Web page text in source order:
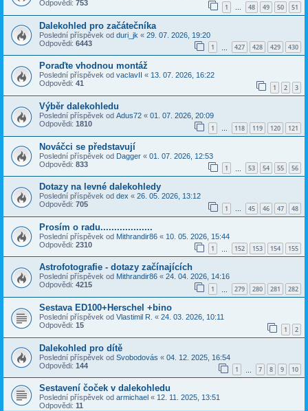
Odpovědi: 753 1 … 48 49 50 51
Dalekohled pro začátečníka
Poslední příspěvek od duri_jk « 29. 07. 2026, 19:20
Odpovědi: 6443 1 427 428 429 430
Poraďte vhodnou montáž
Poslední příspěvek od vaclavII « 13. 07. 2026, 16:22
Odpovědi: 41 1 2 3
Výběr dalekohledu
Poslední příspěvek od Adus72 « 01. 07. 2026, 20:09
Odpovědi: 1810 1 … 118 119 120 121
Nováčci se představují
Poslední příspěvek od Dagger « 01. 07. 2026, 12:53
Odpovědi: 833 1 53 54 55 56
Dotazy na levné dalekohledy
Poslední příspěvek od dex « 26. 05. 2026, 13:12
Odpovědi: 705 1 … 45 46 47 48
Prosím o radu...................
Poslední příspěvek od Mithrandir86 « 10. 05. 2026, 15:44
Odpovědi: 2310 1 152 153 154 155
Astrofotografie - dotazy začínajících
Poslední příspěvek od Mithrandir86 « 24. 04. 2026, 14:16
Odpovědi: 4215 1 279 280 281 282
Sestava ED100+Herschel +bino
Poslední příspěvek od Vlastimil R. « 24. 03. 2026, 10:11
Odpovědi: 15 1 2
Dalekohled pro dítě
Poslední příspěvek od Svobodovás « 04. 12. 2025, 16:54
Odpovědi: 144 1 7 8 9 10
Sestavení čoček v dalekohledu
Poslední příspěvek od armichael « 12. 11. 2025, 13:51
Odpovědi: 11